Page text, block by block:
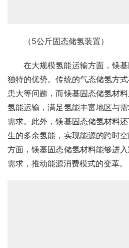
（5公斤固态储氢装置）
在大规模氢能运输方面，镁
独特的优势。传统的气态储氢方
患大等问题，而镁基固态储氢材
氢能运输，满足氢能丰富地区与
需求。此外，镁基固态储氢材料
生的多余氢能，实现能源的跨时
方面，镁基固态储氢材料能够进
需求，推动能源消费模式的变革。